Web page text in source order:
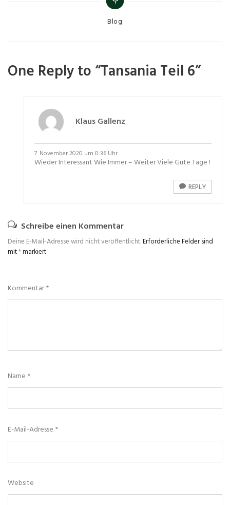
Blog
One Reply to “Tansania Teil 6”
Klaus Gallenz
7. November 2020 um 0:36 Uhr
Wieder Interessant Wie Immer – Weiter Viele Gute Tage !
REPLY
Schreibe einen Kommentar
Deine E-Mail-Adresse wird nicht veröffentlicht.Erforderliche Felder sind
mit*markiert
Kommentar*
Name *
E-Mail-Adresse *
Website